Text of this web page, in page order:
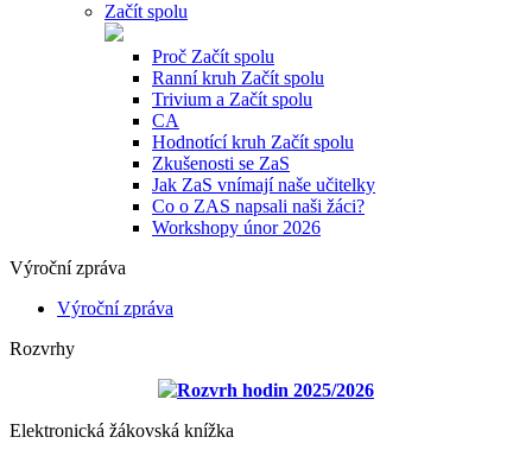
Začít spolu
Proč Začít spolu
Ranní kruh Začít spolu
Trivium a Začít spolu
CA
Hodnotící kruh Začít spolu
Zkušenosti se ZaS
Jak ZaS vnímají naše učitelky
Co o ZAS napsali naši žáci?
Workshopy únor 2026
Výroční zpráva
Výroční zpráva
Rozvrhy
Rozvrh hodin 2025/2026
Elektronická žákovská knížka